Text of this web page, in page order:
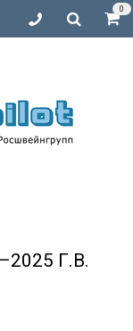
0
Г.В.